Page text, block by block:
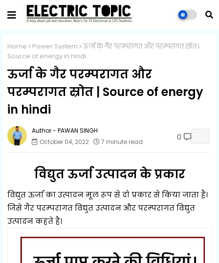
Home Power System
ऊर्जा के गैर परम्परागत और परम्परागत स्रोत |
Source of energy in hindi
ऊर्जा के गैर परम्परागत और
परम्परागत स्रोत | Source of energy
in hindi
PAWAN SINGH
October 04, 2022
7 minute read 0
विद्युत ऊर्जा उत्पादन के प्रकार
विद्युत ऊर्जा का उत्पादन मूल रूप से दो प्रकार से किया जाता है।
जिसे गैर परम्परागत विद्युत उत्पादन और परम्परागत विद्युत
उत्पादन कहते है।